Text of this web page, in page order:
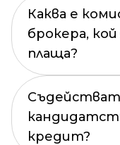
Каква е
брокера,
плаща?
кредит?